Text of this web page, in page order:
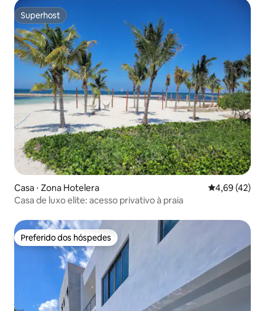
Superhost
Superhost
Casa ⋅ Zona Hotelera 4,69 de uma
4,69 (42)
Casa de luxo elite: acesso privativo à praia
Preferido dos hóspedes
Preferido dos hóspedes